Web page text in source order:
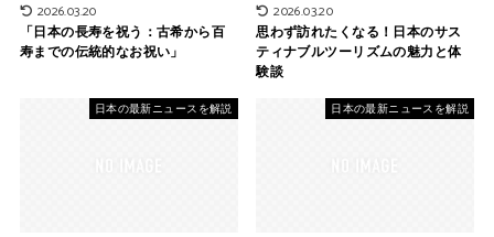
2026.03.20
「日本の長寿を祝う：古希から百
寿までの伝統的なお祝い」
2026.03.20
思わず訪れたくなる！日本のサス
ティナブルツーリズムの魅力と体
験談
日本の最新ニュースを解説 日本の最新ニュースを解説